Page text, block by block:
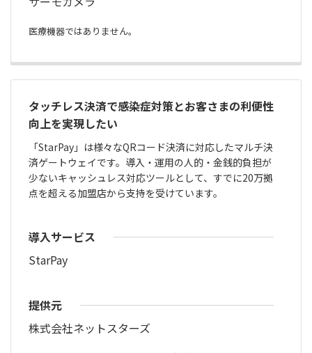
医療機器ではありません。
タッチレス決済で感染症対策とお客さまの利便性
向上を実現したい
「StarPay」は様々なQRコード決済に対応したマルチ決
済ゲートウェイです。導入・運用の人的・金銭的負担が
少ないキャッシュレス対応ツールとして、すでに20万拠
点を超える加盟店から支持を受けています。
導入サービス
StarPay
提供元
株式会社ネットスターズ